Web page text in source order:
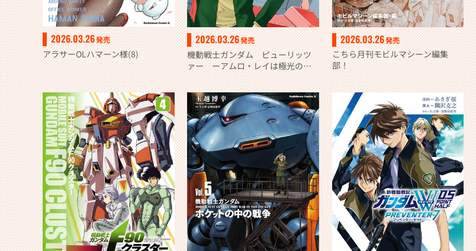
2026.03.26発売
アラサーOLハマーン様(8)
2026.03.26発売
機動戦士ガンダム ピューリッツ
ァー ーアムロ・レイは極光の彼
2026.03.26発売
こちら月刊モビルマシーン編集
部！